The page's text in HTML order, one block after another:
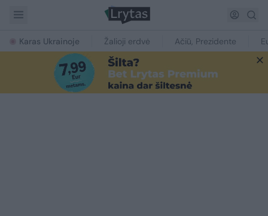
Karas Ukrainoje Žalioji erdvė Ačiū, Prezidente